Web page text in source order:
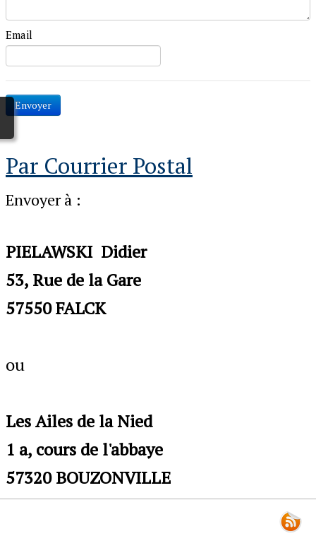
Email
Envoyer
Par Courrier Postal
Envoyer à :
PIELAWSKI Didier
53, Rue de la Gare
57550 FALCK
ou
Les Ailes de la Nied
1 a, cours de l'abbaye
57320 BOUZONVILLE